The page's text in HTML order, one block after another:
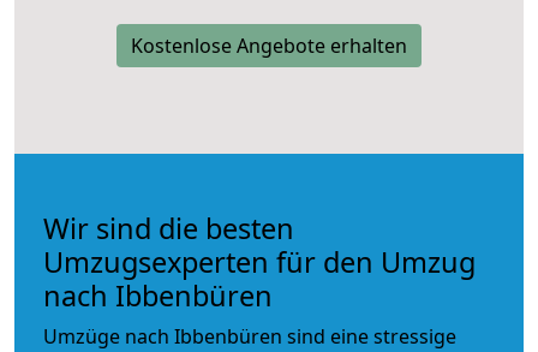
Kostenlose Angebote erhalten
Wir sind die besten
Umzugsexperten für den Umzug
nach Ibbenbüren
Umzüge nach Ibbenbüren sind eine stressige